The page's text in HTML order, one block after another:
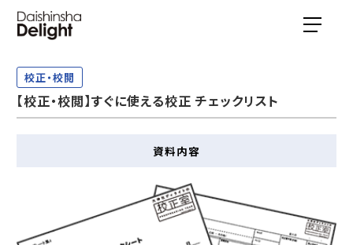
校正・校閲
【校正・校閲】すぐに使える校正 チェックリスト
資料内容